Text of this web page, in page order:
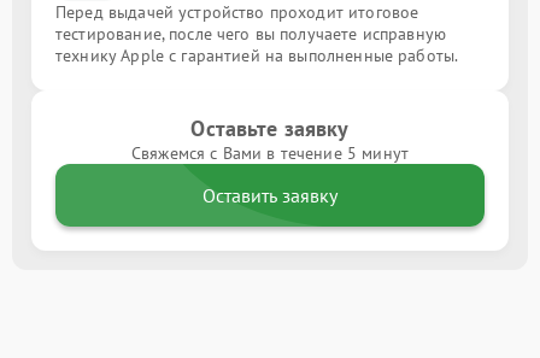
Перед выдачей устройство проходит итоговое
тестирование, после чего вы получаете исправную
технику Apple с гарантией на выполненные работы.
Оставьте заявку
Свяжемся с Вами в течение 5 минут
Оставить заявку